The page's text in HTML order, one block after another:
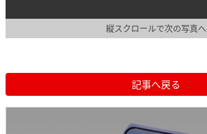
縦スクロールで次の写真へ
記事へ戻る